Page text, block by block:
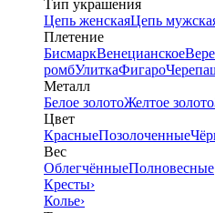
Тип украшения
Цепь женскаяЦепь
Плетение
БисмаркВенецианское
ромбУлиткаФигаро
Металл
Белое золотоЖелтое золото
Цвет
КрасныеПозолоченные
Вес
ОблегчённыеПолновесные
Кресты›
Колье›